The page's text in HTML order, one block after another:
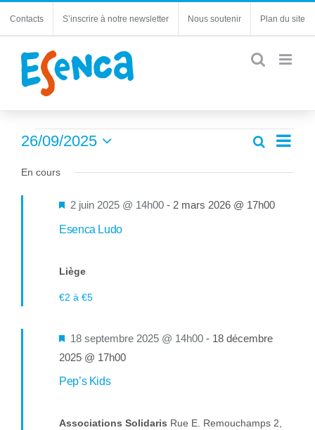
Contacts S’inscrire à notre newsletter Nous soutenir Plan du site
Évènements
for
26
septembre
de
Recherche
vues
Jour
26/09/2025
une
En cours
Esenca Ludo
Mis
2 juin 2025 @ 14h00 - 2 mars 2026 @ 17h00
Liège
€2 à €5
Pep’s Kids
Mis
en
avant
18 septembre 2025 @ 14h00 - 18 décembre
2025 @ 17h00
Associations Solidaris Rue E. Remouchamps 2,